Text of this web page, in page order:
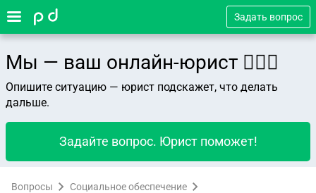
Задать вопрос
Мы — ваш онлайн-юрист 👨🏻‍⚖️
Опишите ситуацию — юрист подскажет, что делать
дальше.
Задайте вопрос. Юрист поможет!
Вопросы
Социальное обеспечение